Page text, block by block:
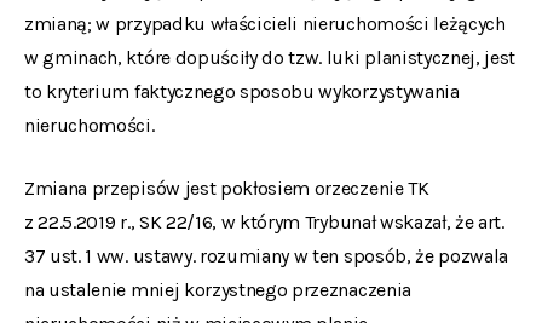
zmianą; w przypadku właścicieli nieruchomości leżących
w gminach, które dopuściły do tzw. luki planistycznej, jest
to kryterium faktycznego sposobu wykorzystywania
nieruchomości.
Zmiana przepisów jest pokłosiem orzeczenie TK
z 22.5.2019 r., SK 22/16, w którym Trybunał wskazał, że art.
37 ust. 1 ww. ustawy. rozumiany w ten sposób, że pozwala
na ustalenie mniej korzystnego przeznaczenia